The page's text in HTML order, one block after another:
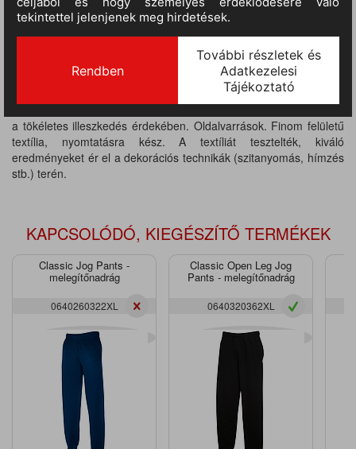
TERMÉKINFORMÁCIÓ
MÉRETTÁBLÁZAT
Anyaga: 50% pamut / 50% poliészter, súlya: 270 g / m2.
a tökéletes illeszkedés érdekében. Oldalvarrások. Finom felületű
textília, nyomtatásra kész. A textíliát tesztelték, kiváló
eredményeket ér el a dekorációs technikák (szitanyomás, hímzés
stb.) terén.
KAPCSOLÓDÓ, KIEGÉSZÍTŐ TERMÉKEK
Classic Jog Pants -
melegítőnadrág
0640260322XL
Classic Open Leg Jog
Pants - melegítőnadrág
0640320362XL